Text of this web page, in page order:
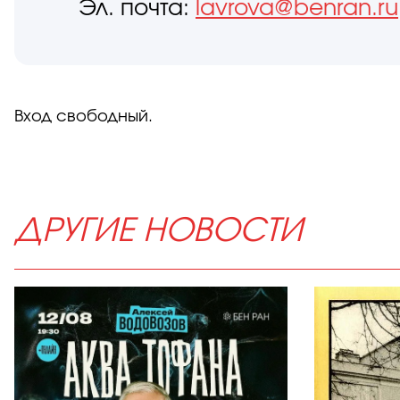
Эл. почта: lavrova@benran.ru
Вход свободный.
ДРУГИЕ НОВОСТИ